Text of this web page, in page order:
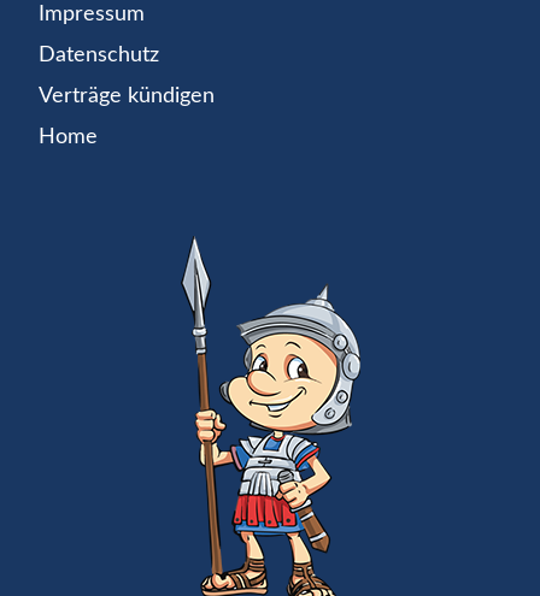
Impressum
Datenschutz
Verträge kündigen
Home